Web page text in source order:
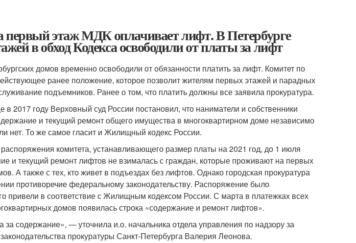
первый этаж МДК оплачивает лифт. В Петербурге
в обход Кодекса освободили от платы за лифт
домов временно освободили от обязанности платить за лифт. Комитет по
ранее положение, которое позволит жителям первых этажей и парадных
подъемников. Ранее о том, что платить должны все заявила прокуратура.
в 2017 году Верховный суд России постановил, что наниматели и собственники
и текущий ремонт общего имущества в многоквартирном доме независимо
нет. То же самое гласит и Жилищный кодекс России.
комитета, устанавливающего размер платы на 2021 год, до 1 июля
и текущий ремонт лифтов не взималась с граждан, которые проживают на первых
А также с тех, кто живет в подъездах без лифтов. Однако городская прокуратура
противоречие федеральному законодательству. Распоряжение было
привели в соответствие с Жилищным кодексом России. С марта в платежках всех
домов появилась строка «содержание и ремонт лифтов».
за содержание», — уточнила и.о. начальника отдела управления по надзору за
прокуратуры Санкт-Петербурга Валерия Леонова.